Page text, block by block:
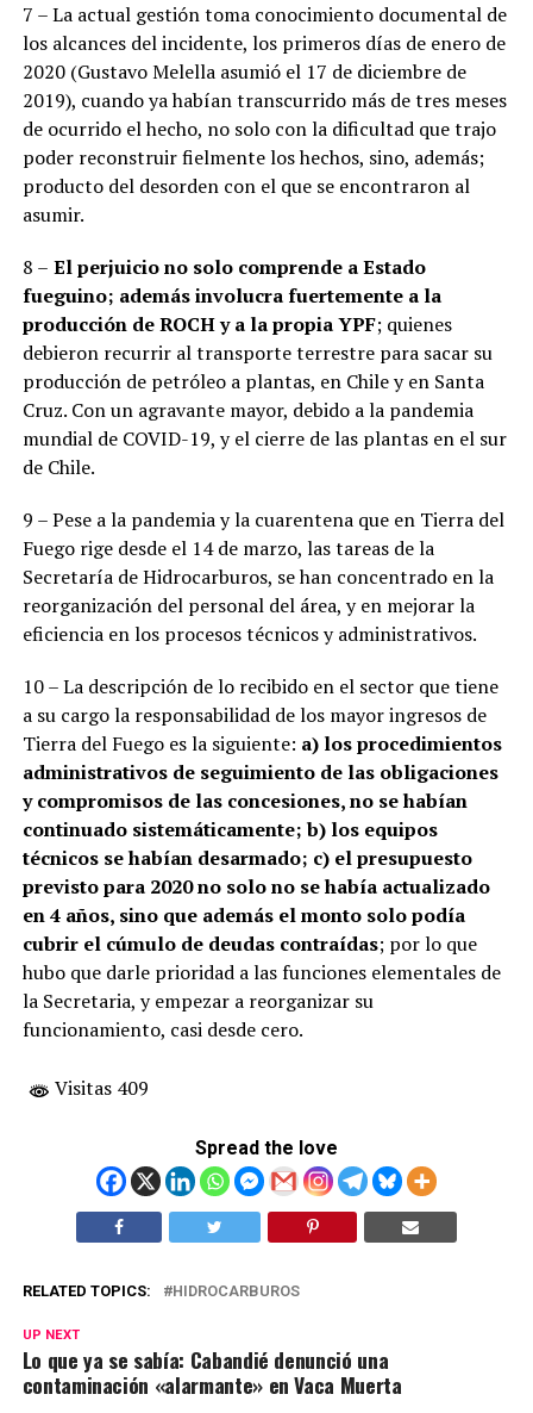
7 – La actual gestión toma conocimiento documental de
los alcances del incidente, los primeros días de enero de
2020 (Gustavo Melella asumió el 17 de diciembre de
2019), cuando ya habían transcurrido más de tres meses
de ocurrido el hecho, no solo con la dificultad que trajo
poder reconstruir fielmente los hechos, sino, además;
producto del desorden con el que se encontraron al
asumir.
8 – El perjuicio no solo comprende a Estado
fueguino; además involucra fuertemente a la
producción de ROCH y a la propia YPF; quienes
debieron recurrir al transporte terrestre para sacar su
producción de petróleo a plantas, en Chile y en Santa
Cruz. Con un agravante mayor, debido a la pandemia
mundial de COVID-19, y el cierre de las plantas en el sur
de Chile.
9 – Pese a la pandemia y la cuarentena que en Tierra del
Fuego rige desde el 14 de marzo, las tareas de la
Secretaría de Hidrocarburos, se han concentrado en la
reorganización del personal del área, y en mejorar la
eficiencia en los procesos técnicos y administrativos.
10 – La descripción de lo recibido en el sector que tiene
a su cargo la responsabilidad de los mayor ingresos de
Tierra del Fuego es la siguiente: a) los procedimientos
administrativos de seguimiento de las obligaciones
y compromisos de las concesiones, no se habían
continuado sistemáticamente; b) los equipos
técnicos se habían desarmado; c) el presupuesto
previsto para 2020 no solo no se había actualizado
en 4 años, sino que además el monto solo podía
cubrir el cúmulo de deudas contraídas; por lo que
hubo que darle prioridad a las funciones elementales de
la Secretaria, y empezar a reorganizar su
funcionamiento, casi desde cero.
Visitas 409
Spread the love
RELATED TOPICS: HIDROCARBUROS
UP NEXT
Lo que ya se sabía: Cabandié denunció una
contaminación «alarmante» en Vaca Muerta